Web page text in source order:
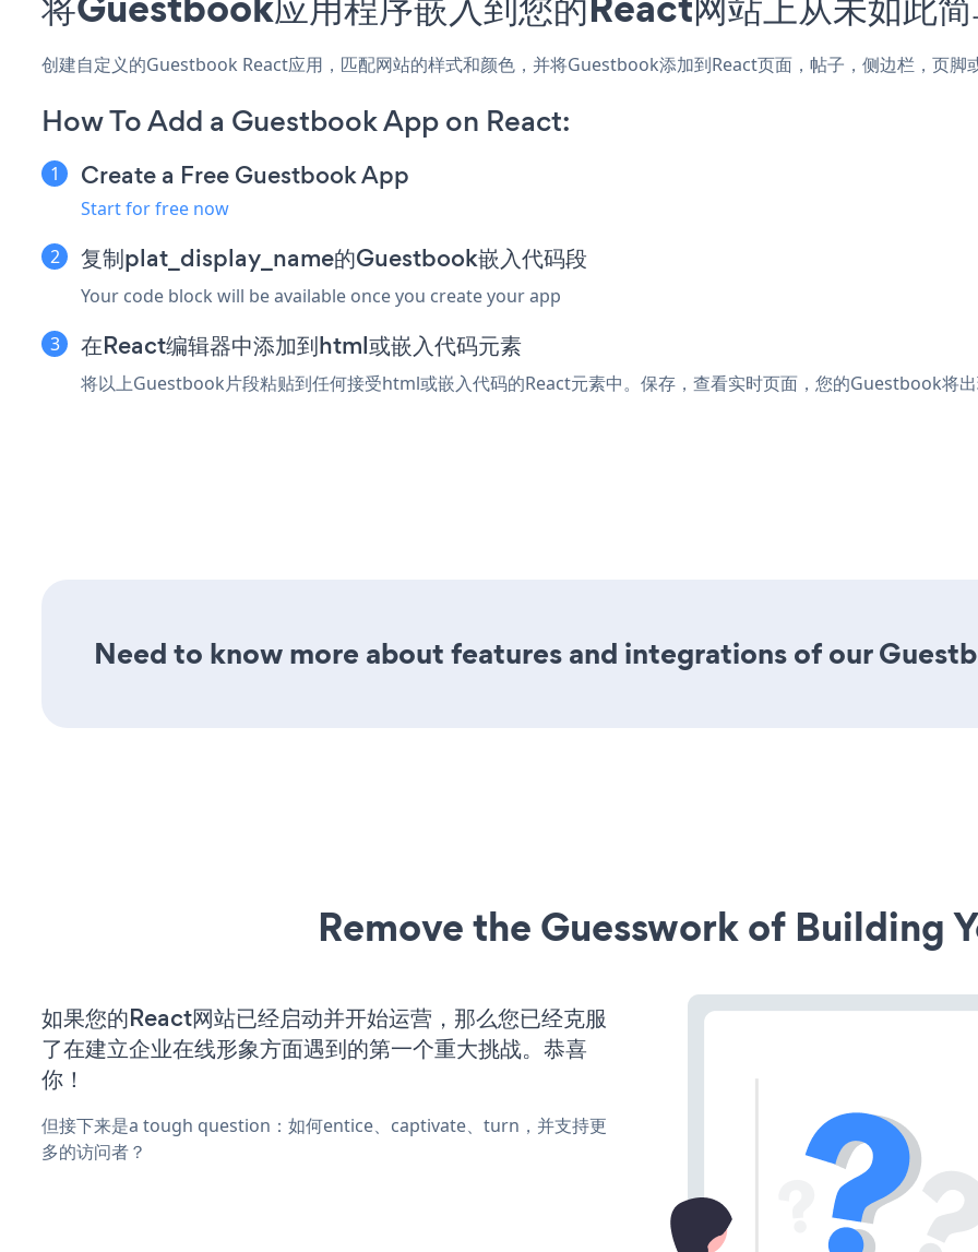
创建自定义的Guestbook React应用，匹配网站的样式和颜色，并将Guestbook添加到React页面，帖子，侧边栏，页脚
How To Add a Guestbook App on React:
Create a Free Guestbook App
Start for free now
复制plat_display_name的Guestbook嵌入代码段
Your code block will be available once you create your app
在React编辑器中添加到html或嵌入代码元素
将以上Guestbook片段粘贴到任何接受html或嵌入代码的React元素中。保存，查看实时页面，您的Guestbook将
Need to know more about features and integrations of our
Remove the Guesswork of Building
如果您的React网站已经启动并开始运营，那么您已经克服
了在建立企业在线形象方面遇到的第一个重大挑战。恭喜
你！
但接下来是a tough question：如何entice、captivate、turn，并支持更
多的访问者？